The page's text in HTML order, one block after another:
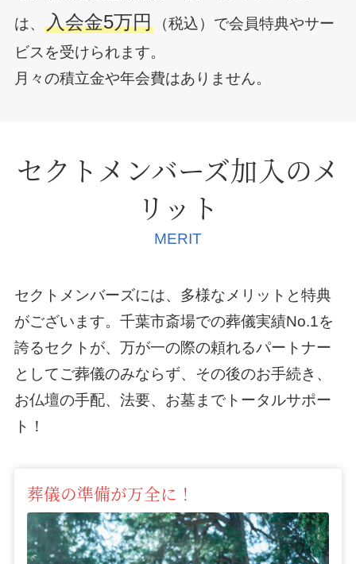
は、 入会金5万円（税込）で会員特典やサー
ビスを受けられます。
月々の積立金や年会費はありません。
セクトメンバーズ加入のメ
リット
MERIT
セクトメンバーズには、多様なメリットと特典
がございます。千葉市斎場での葬儀実績No.1を
誇るセクトが、万が一の際の頼れるパートナー
としてご葬儀のみならず、その後のお手続き、
お仏壇の手配、法要、お墓までトータルサポー
ト！
葬儀の準備が万全に！